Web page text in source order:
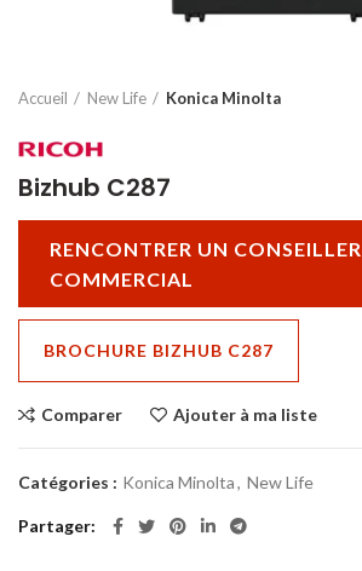
Accueil New Life Konica Minolta
Bizhub C287
RENCONTRER UN CONSEILLER
COMMERCIAL
BROCHURE BIZHUB C287
Comparer Ajouter à ma liste
Catégories : Konica Minolta, New Life
Partager